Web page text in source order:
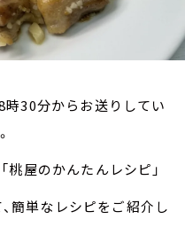
時30分からお送りしてい
桃屋のかんたんレシピ」
簡単なレシピをご紹介し